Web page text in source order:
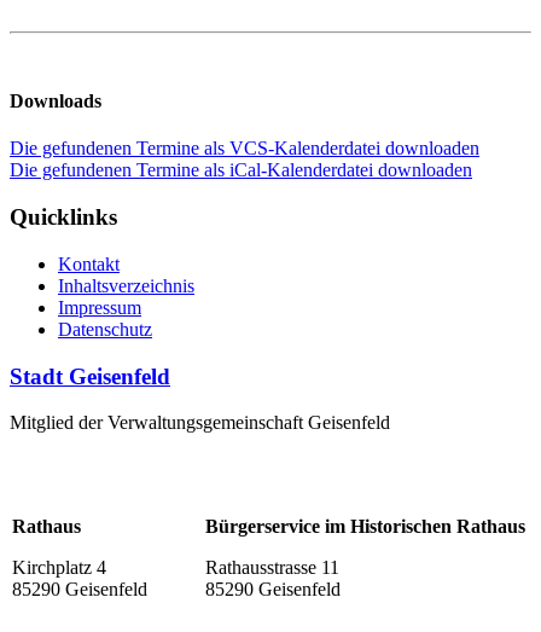
Downloads
Die gefundenen Termine als VCS-Kalenderdatei downloaden
Die gefundenen Termine als iCal-Kalenderdatei downloaden
Quicklinks
Kontakt
Inhaltsverzeichnis
Impressum
Datenschutz
Stadt Geisenfeld
Mitglied der Verwaltungsgemeinschaft Geisenfeld
Rathaus
Kirchplatz 4
85290 Geisenfeld
Bürgerservice im Historischen Rathaus
Rathausstrasse 11
85290 Geisenfeld